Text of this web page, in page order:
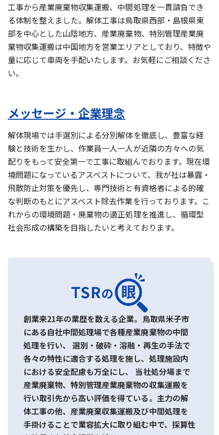
工事から産業廃棄物収集運搬、中間処理を一貫請負でき
る体制を整えました。解体工事は鳥取県西部・島根県東
部を中心とした山陰地方、産業廃棄物、特別管理産業廃
棄物収集運搬は中国地方を営業エリアとしており、特徴や
量に応じて車両を手配いたします。お気軽にご相談くださ
い。
メッセージ・企業理念
解体現場では手選別による分別解体を徹底し、豊富な経
験と技術を生かし、作業員一人一人が近隣の方々への気
配りをもって安全第一で工事に取組んでおります。現在環
境問題になっているアスベストについて、我が社は暴露・
飛散防止対策を優先し、専門技術と有資格者による的確
な判断のもとにアスベスト除去作業を行っております。こ
れからの環境問題・廃棄物の適正処理を推進し、循環型
社会形成の構築を目指したいと考えております。
創業来21年の業歴を数える企業。鳥取県米子市
にある自社中間処理場で各種産業廃棄物の中間
処理を行い、 選別・破砕・溶融・再生の手法で
各々の特性に適合する処理を施し、処理施設内
における安全配慮も万全にし、 当社処分場まで
産業廃棄物、特別管理産業廃棄物の収集運搬を
行い取引先から高い評価を得ている。主力の解
体工事の他、産業廃棄収集運搬及び中間処理を
手掛けることで業容拡大に取り組む中で、採算性